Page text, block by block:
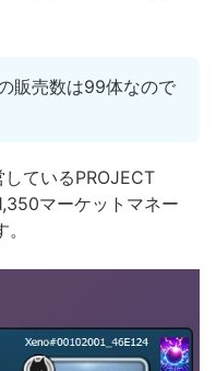
販売数は99体なので
ているPROJECT
マーケットマネー